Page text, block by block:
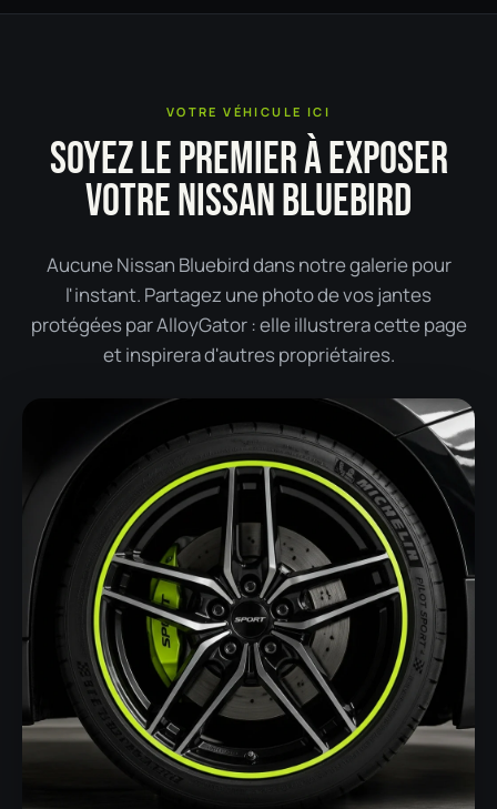
VOTRE VÉHICULE ICI
SOYEZ LE PREMIER À EXPOSER
VOTRE NISSAN BLUEBIRD
Aucune Nissan Bluebird dans notre galerie pour
l'instant. Partagez une photo de vos jantes
protégées par AlloyGator : elle illustrera cette page
et inspirera d'autres propriétaires.